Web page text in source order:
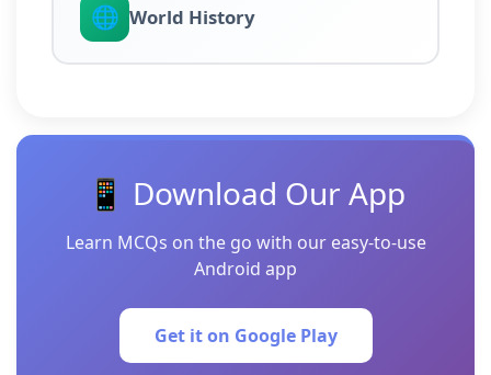
🌐 World History
📱 Download Our App
Learn MCQs on the go with our easy-to-use
Android app
Get it on Google Play